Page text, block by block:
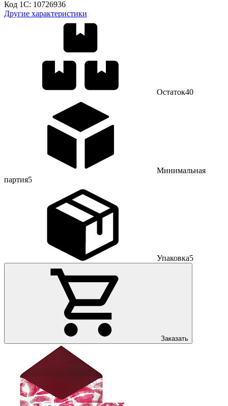
Код 1С: 10726936
Другие характеристики
Остаток40
Минимальная
партия5
Упаковка5
Заказать